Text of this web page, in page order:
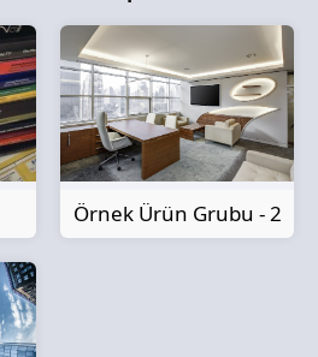
Örnek Ürün Grubu - 2